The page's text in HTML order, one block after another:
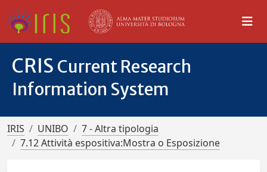
CRIS Current Research
Information System
IRIS UNIBO
7 - Altra tipologia
7.12 Attività espositiva:Mostra o Esposizione